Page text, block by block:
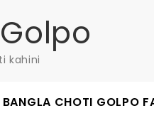
kahini
BANGLA CHOTI GOLPO